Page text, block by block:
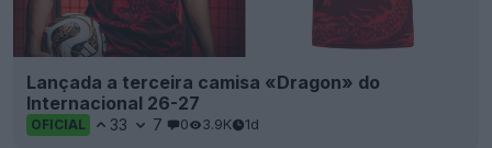
Lançada a terceira camisa «Dragon» do
Internacional 26-27
OFICIAL 33 7 0 3.9K 1d